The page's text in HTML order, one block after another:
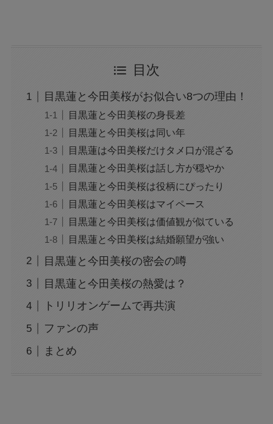
目次
目黒蓮と今田美桜がお似合い8つの理由！
目黒蓮と今田美桜の身長差
目黒蓮と今田美桜は同い年
目黒蓮は今田美桜だけタメ口が混ざる
目黒蓮と今田美桜は話し方が穏やか
目黒蓮と今田美桜は役柄にぴったり
目黒蓮と今田美桜はマイペース
目黒蓮と今田美桜は価値観が似ている
目黒蓮と今田美桜は結婚願望が強い
目黒蓮と今田美桜の密会の噂
目黒蓮と今田美桜の熱愛は？
トリリオンゲームで再共演
ファンの声
まとめ